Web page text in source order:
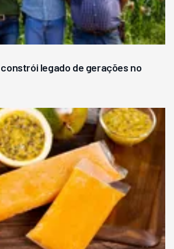
constrói legado de gerações no